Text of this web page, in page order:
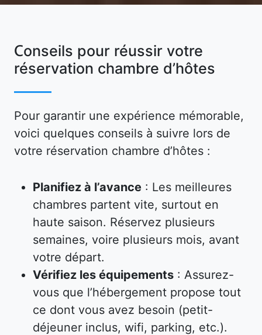
Conseils pour réussir votre
réservation chambre d’hôtes
Pour garantir une expérience mémorable,
voici quelques conseils à suivre lors de
votre réservation chambre d’hôtes :
Planifiez à l’avance : Les meilleures
chambres partent vite, surtout en
haute saison. Réservez plusieurs
semaines, voire plusieurs mois, avant
votre départ.
Vérifiez les équipements : Assurez-
vous que l’hébergement propose tout
ce dont vous avez besoin (petit-
déjeuner inclus, wifi, parking, etc.).